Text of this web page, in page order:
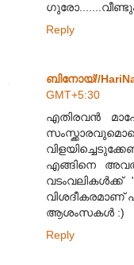
Reply
ബിനോയ്//
GMT+5:30
എതിരവന്‍
എങ്ങിനെ
വിശദീകരമാണ്
ആശംസകള്‍ :)
Reply